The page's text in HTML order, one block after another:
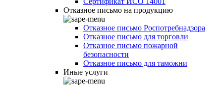
Отказное письмо на продукцию
Отказное письмо Роспотребнадзора
Отказное письмо для торговли
Отказное письмо пожарной
безопасности
Отказное письмо для таможни
Иные услуги